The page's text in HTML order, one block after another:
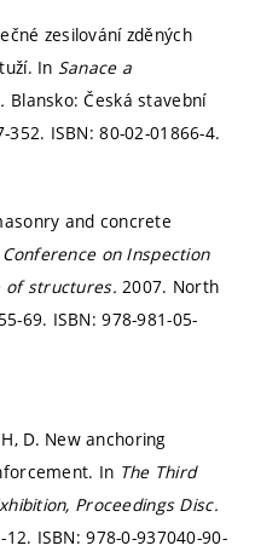
zesilování zděných
In Sanace a
Blansko: Česká stavební
352. ISBN: 80-02-01866-4.
and concrete
on Inspection
of structures. 2007. North
69. ISBN: 978-981-05-
D. New anchoring
In The Third
Proceedings Disc.
12. ISBN: 978-0-937040-90-